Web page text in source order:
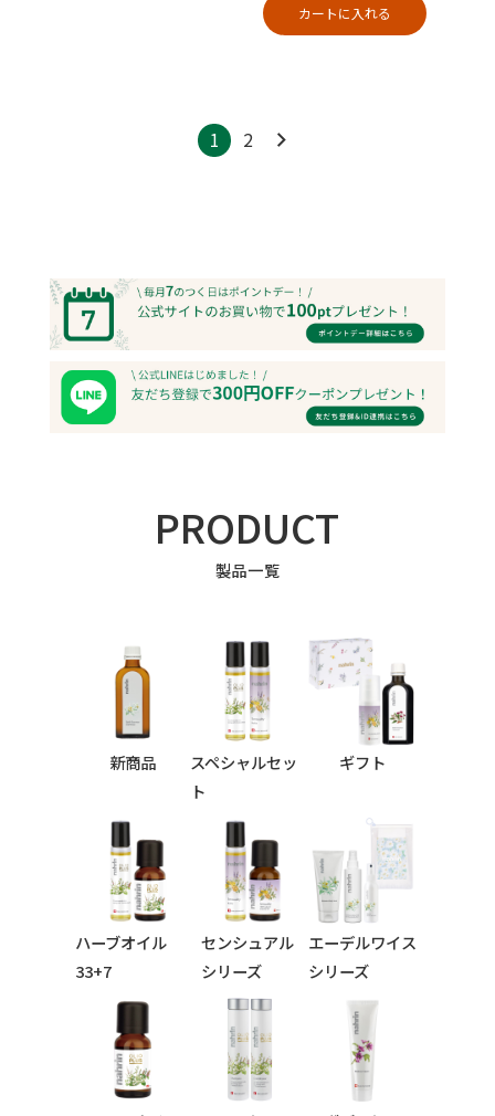
カートに入れる
1 2
PRODUCT
製品一覧
新商品
スペシャルセッ
ト
ギフト
ハーブオイル
33+7
シリーズ
センシュアル
シリーズ
エーデルワイス
シリーズ